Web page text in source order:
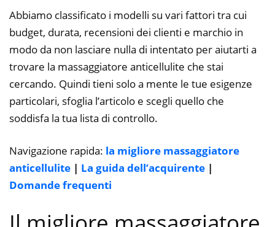
Abbiamo classificato i modelli su vari fattori tra cui
budget, durata, recensioni dei clienti e marchio in
modo da non lasciare nulla di intentato per aiutarti a
trovare la massaggiatore anticellulite che stai
cercando. Quindi tieni solo a mente le tue esigenze
particolari, sfoglia l’articolo e scegli quello che
soddisfa la tua lista di controllo.
Navigazione rapida: la migliore massaggiatore
anticellulite | La guida dell’acquirente |
Domande frequenti